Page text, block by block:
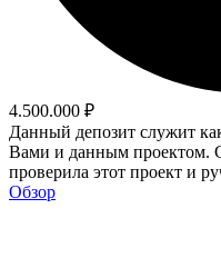
4.500.000 ₽
Данный депозит служит
Вами и данным проектом.
проверила этот проект и
Обзор